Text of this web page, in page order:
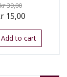
39,00
was:
15,00Current
price
is:
Add to cart